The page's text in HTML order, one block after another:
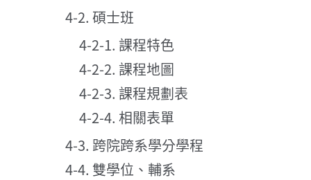
4-2. 碩士班
4-2-1. 課程特色
4-2-2. 課程地圖
4-2-3. 課程規劃表
4-2-4. 相關表單
4-3. 跨院跨系學分學程
4-4. 雙學位、輔系